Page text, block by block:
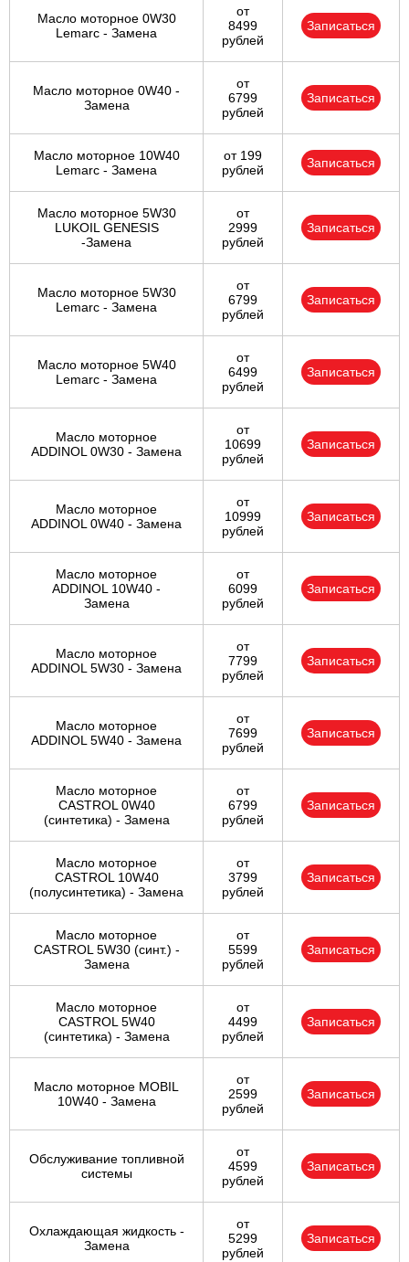
Масло моторное 0W30
Lemarc - Замена
от
8499
рублей
Записаться
Масло моторное 0W40 -
Замена
от
6799
рублей
Записаться
Масло моторное 10W40
Lemarc - Замена
от 199
рублей
Записаться
Масло моторное 5W30
LUKOIL GENESIS
-Замена
от
2999
рублей
Записаться
Масло моторное 5W30
Lemarc - Замена
от
6799
рублей
Записаться
Масло моторное 5W40
Lemarc - Замена
от
6499
рублей
Записаться
Масло моторное
ADDINOL 0W30 - Замена
от
10699
рублей
Записаться
Масло моторное
ADDINOL 0W40 - Замена
от
10999
рублей
Записаться
Масло моторное
ADDINOL 10W40 -
Замена
от
6099
рублей
Записаться
Масло моторное
ADDINOL 5W30 - Замена
от
7799
рублей
Записаться
Масло моторное
ADDINOL 5W40 - Замена
от
7699
рублей
Записаться
Масло моторное
CASTROL 0W40
(синтетика) - Замена
от
6799
рублей
Записаться
Масло моторное
CASTROL 10W40
(полусинтетика) - Замена
от
3799
рублей
Записаться
Масло моторное
CASTROL 5W30 (синт.) -
Замена
от
5599
рублей
Записаться
Масло моторное
CASTROL 5W40
(синтетика) - Замена
от
4499
рублей
Записаться
Масло моторное MOBIL
10W40 - Замена
от
2599
рублей
Записаться
Обслуживание топливной
системы
от
4599
рублей
Записаться
Охлаждающая жидкость -
Замена
от
5299
рублей
Записаться